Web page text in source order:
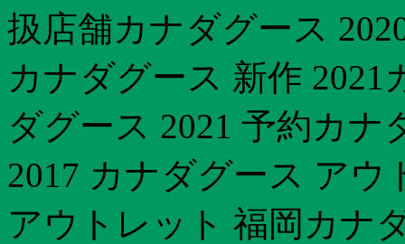
扱店舗カナダグース
カナダグース 新作
ダグース 2021 予約カ
2017 カナダグース ア
アウトレット 福岡カナ